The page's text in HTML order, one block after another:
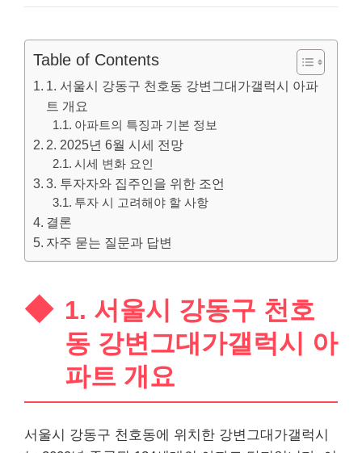
Table of Contents
1. 서울시 강동구 천호동 강변그대가갤럭시 아파
트 개요
아파트의 특징과 기본 정보
2. 2025년 6월 시세 전망
시세 변화 요인
3. 투자자와 집주인을 위한 조언
투자 시 고려해야 할 사항
결론
자주 묻는 질문과 답변
1. 서울시 강동구 천호
동 강변그대가갤럭시 아
파트 개요
서울시 강동구 천호동에 위치한 강변그대가갤럭시